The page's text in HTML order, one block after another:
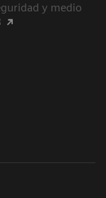
y medio